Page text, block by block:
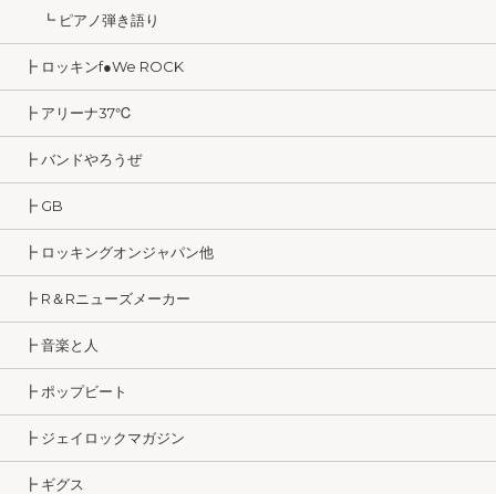
┗ ピアノ弾き語り
┣ ロッキンf●We ROCK
┣ アリーナ37℃
┣ バンドやろうぜ
┣ GB
┣ ロッキングオンジャパン他
┣ R＆Rニューズメーカー
┣ 音楽と人
┣ ポップビート
┣ ジェイロックマガジン
┣ ギグス